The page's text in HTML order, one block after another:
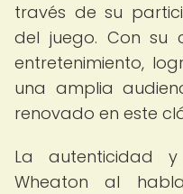
través de su
del juego. Con su
entretenimiento,
una amplia
renovado en este
La autenticidad
Wheaton al